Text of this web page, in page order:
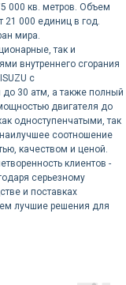
000 кв. метров. Объем
21 000 единиц в год.
мира.
так и
внутреннего сгорания
с
30 атм, а также полный
двигателя до
одноступенчатыми, так
соотношение
качеством и ценой.
клиентов -
серьезному
и поставках
лучшие решения для